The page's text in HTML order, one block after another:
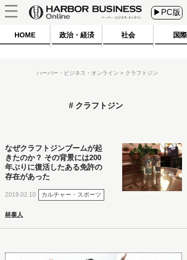
▶PC版
HOME 政治・経済 社会 国際
ハーバー・ビジネス・オンライン クラフトジン
クラフトジン
なぜクラフトジンブームが起
きたのか？ その背景には200
年ぶりに復活したある免許の
存在があった
2019.02.10 カルチャー・スポーツ
林泰人